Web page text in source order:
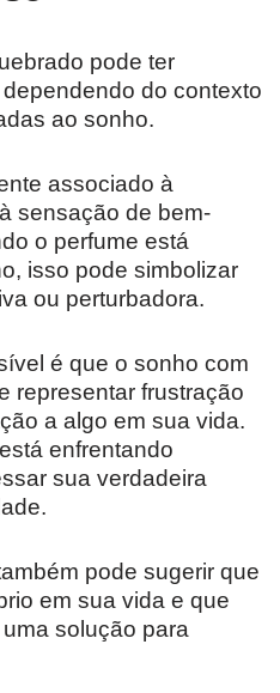
pode ter
do contexto
ao sonho.
associado à
sensação de bem-
o perfume está
isso pode simbolizar
ou perturbadora.
é que o sonho com
representar frustração
a algo em sua vida.
enfrentando
sua verdadeira
pode sugerir que
em sua vida e que
solução para